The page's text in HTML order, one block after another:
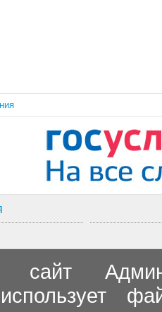
сайт
использует